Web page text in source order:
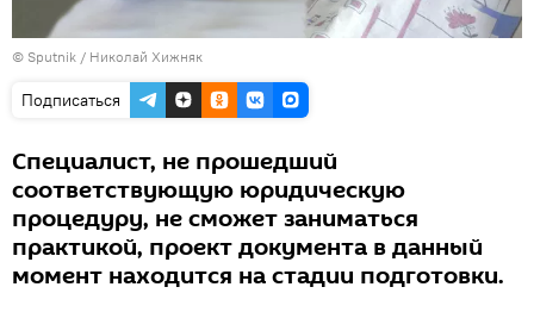
© Sputnik / Николай Хижняк
Подписаться
Специалист, не прошедший
соответствующую юридическую
процедуру, не сможет заниматься
практикой, проект документа в данный
момент находится на стадии подготовки.